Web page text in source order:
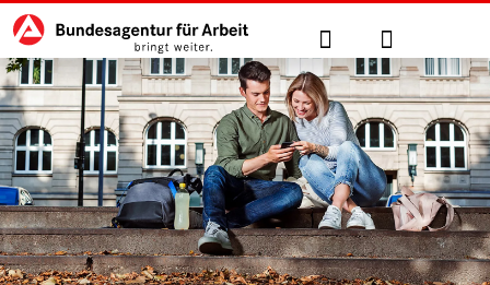
zu den Hauptinhalten springen
Hauptnavigation Suche Anmelden